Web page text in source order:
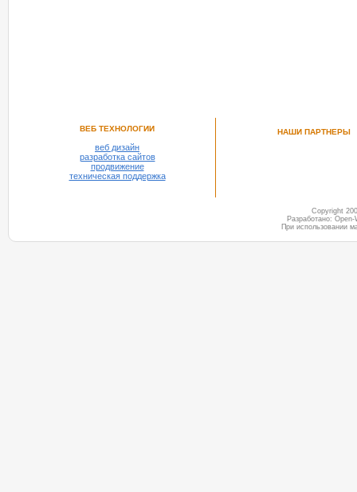
ВЕБ ТЕХНОЛОГИИ
веб дизайн
разработка сайтов
продвижение
техническая поддержка
НАШИ ПАРТНЕРЫ
Copyright
Разработано:
При использовании